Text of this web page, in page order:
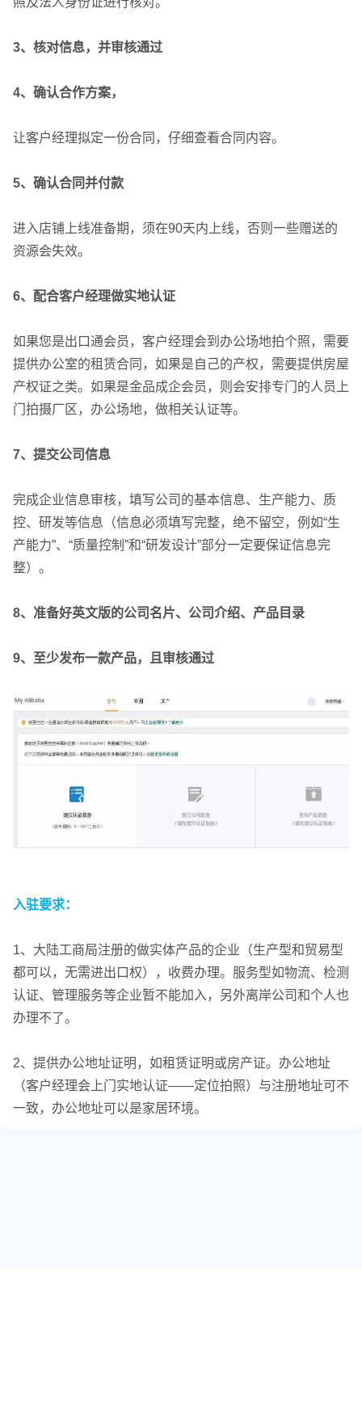
3、核对信息，并审核通过
4、确认合作方案，
让客户经理拟定一份合同，仔细查看合同内容。
5、确认合同并付款
进入店铺上线准备期，须在90天内上线，否则一些赠送的
资源会失效。
6、配合客户经理做实地认证
如果您是出口通会员，客户经理会到办公场地拍个照，需要
提供办公室的租赁合同，如果是自己的产权，需要提供房屋
产权证之类。如果是金品成企会员，则会安排专门的人员上
门拍摄厂区，办公场地，做相关认证等。
7、提交公司信息
完成企业信息审核，填写公司的基本信息、生产能力、质
控、研发等信息（信息必须填写完整，绝不留空，例如“生
产能力”、“质量控制”和“研发设计”部分一定要保证信息完
整）。
8、准备好英文版的公司名片、公司介绍、产品目录
9、至少发布一款产品，且审核通过
入驻要求：
1、大陆工商局注册的做实体产品的企业（生产型和贸易型
都可以，无需进出口权），收费办理。服务型如物流、检测
认证、管理服务等企业暂不能加入，另外离岸公司和个人也
办理不了。
2、提供办公地址证明，如租赁证明或房产证。办公地址
（客户经理会上门实地认证——定位拍照）与注册地址可不
一致，办公地址可以是家居环境。